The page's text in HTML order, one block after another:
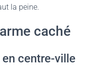
la peine.
caché
centre-ville